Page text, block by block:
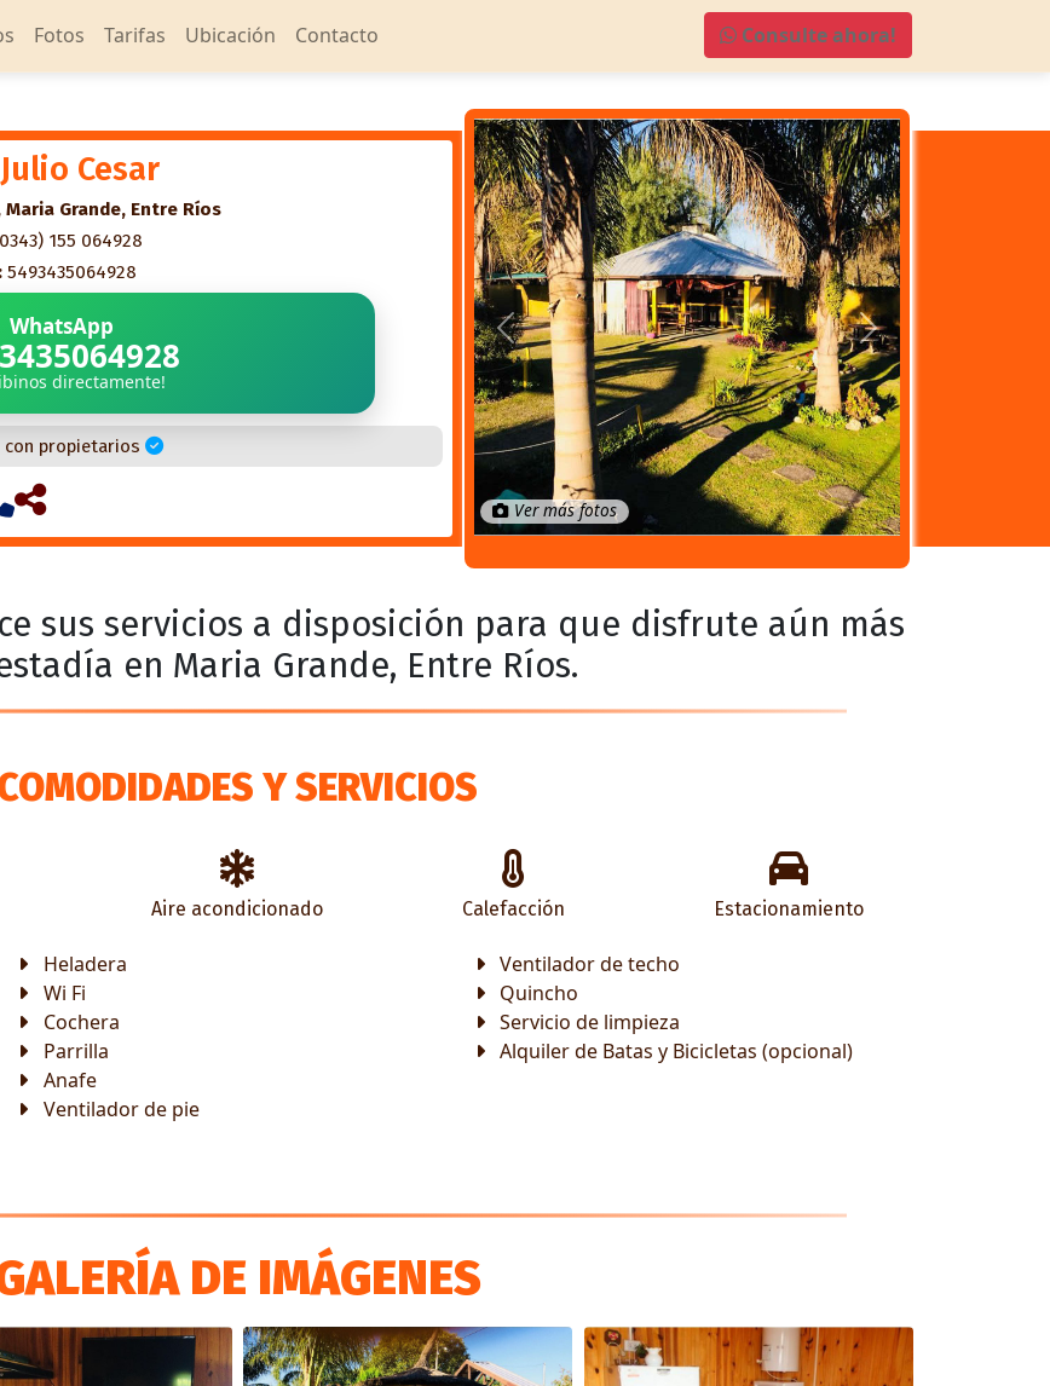
Fotos Tarifas Ubicación Contacto Consulte ahora!
Cesar
Maria Grande, Entre Ríos
155 064928
5493435064928
WhatsApp
directamente!
propietarios
Anterior Próximo
Ver más fotos
sus servicios a disposición para que disfrute aún más
en Maria Grande, Entre Ríos.
Y SERVICIOS
Aire acondicionado Calefacción Estacionamiento
Heladera
Wi Fi
Cochera
Parrilla
Anafe
Ventilador de pie
Ventilador de techo
Quincho
Servicio de limpieza
Alquiler de Batas y Bicicletas (opcional)
DE IMÁGENES